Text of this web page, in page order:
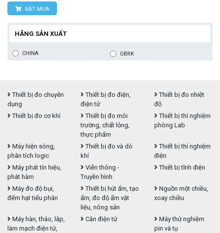
ĐẶT MUA
HÃNG SẢN XUẤT
CHINA OBRK
Thiết bị đo chuyên
dụng
Thiết bị đo điện,
điện tử
Thiết bị đo nhiệt
độ
Thiết bị đo cơ khí
Thiết bị đo môi
trường, chất lỏng,
thực phẩm
Thiết bị thí nghiệm
phòng Lab
Máy hiện sóng,
phân tích logic
Thiết bị đo và dò
khí
Thiết bị thí nghiệm
điện
Máy phát tín hiệu,
phát hàm
Viễn thông -
Truyền hình
Thiết bị tĩnh điện
Máy đo độ bụi,
đếm hạt tiểu phân
Thiết bị hút ẩm, tạo
ẩm, đo độ ẩm vật
liệu, nông sản
Nguồn một chiều,
xoay chiều
Máy hàn, tháo, lắp,
làm mạch điện tử,
Cân điện tử
Máy thử nghiệm
pin và tụ